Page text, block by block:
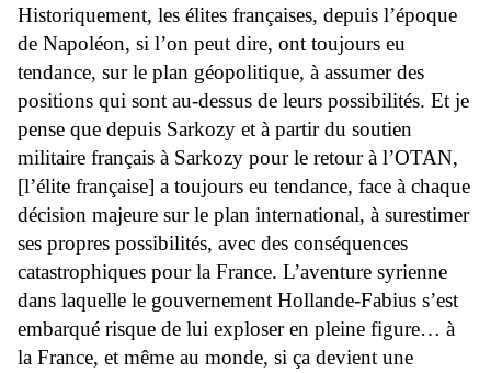
Historiquement, les élites françaises, depuis l’époque
de Napoléon, si l’on peut dire, ont toujours eu
tendance, sur le plan géopolitique, à assumer des
positions qui sont au-dessus de leurs possibilités. Et je
pense que depuis Sarkozy et à partir du soutien
militaire français à Sarkozy pour le retour à l’OTAN,
[l’élite française] a toujours eu tendance, face à chaque
décision majeure sur le plan international, à surestimer
ses propres possibilités, avec des conséquences
catastrophiques pour la France. L’aventure syrienne
dans laquelle le gouvernement Hollande-Fabius s’est
embarqué risque de lui exploser en pleine figure… à
la France, et même au monde, si ça devient une